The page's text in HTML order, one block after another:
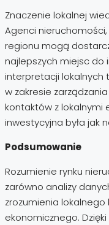
Znaczenie lokalnej
Agenci
regionu mogą
najlepszych miejsc
interpretacji lokalnych
w zakresie
kontaktów z lokalnymi
inwestycyjna była jak
Podsumowanie
Rozumienie rynku
zarówno analizy
zrozumienia
ekonomicznego.